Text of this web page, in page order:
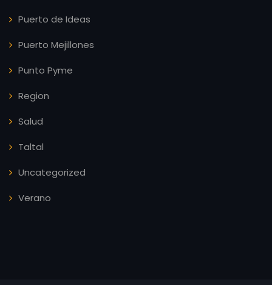
Puerto de Ideas
Puerto Mejillones
Punto Pyme
Region
Salud
Taltal
Uncategorized
Verano